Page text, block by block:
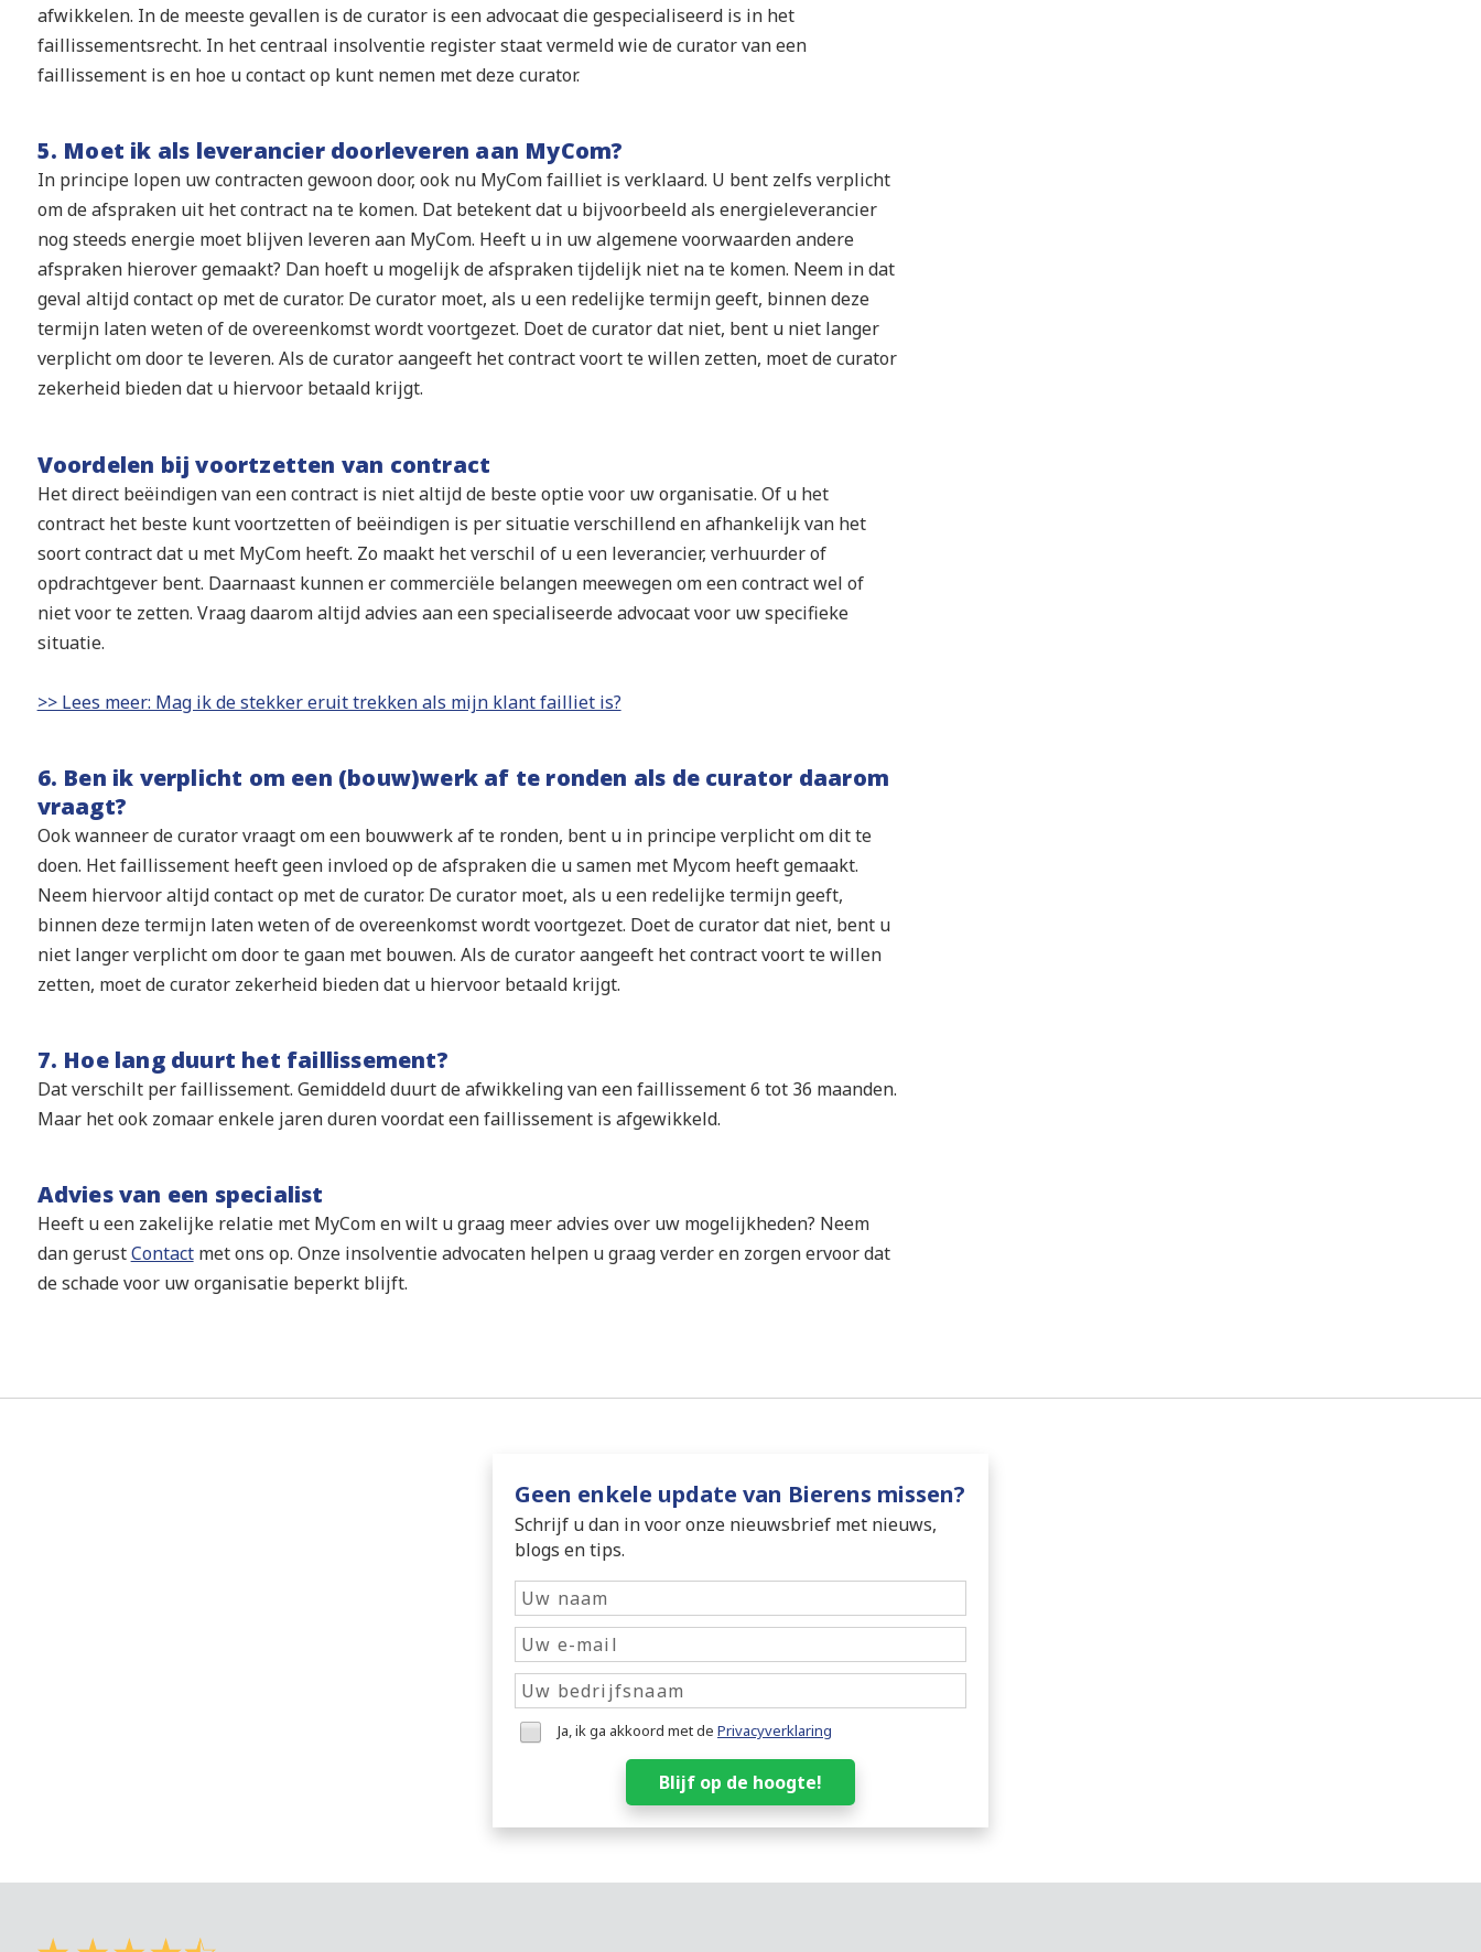
afwikkelen. In de meeste gevallen is de curator is een advocaat die gespecialiseerd is in het
faillissementsrecht. In het centraal insolventie register staat vermeld wie de curator van een
faillissement is en hoe u contact op kunt nemen met deze curator.
5. Moet ik als leverancier doorleveren aan MyCom?
In principe lopen uw contracten gewoon door, ook nu MyCom failliet is verklaard. U bent zelfs verplicht
om de afspraken uit het contract na te komen. Dat betekent dat u bijvoorbeeld als energieleverancier
nog steeds energie moet blijven leveren aan MyCom. Heeft u in uw algemene voorwaarden andere
afspraken hierover gemaakt? Dan hoeft u mogelijk de afspraken tijdelijk niet na te komen. Neem in dat
geval altijd contact op met de curator. De curator moet, als u een redelijke termijn geeft, binnen deze
termijn laten weten of de overeenkomst wordt voortgezet. Doet de curator dat niet, bent u niet langer
verplicht om door te leveren. Als de curator aangeeft het contract voort te willen zetten, moet de curator
zekerheid bieden dat u hiervoor betaald krijgt.
Voordelen bij voortzetten van contract
Het direct beëindigen van een contract is niet altijd de beste optie voor uw organisatie. Of u het
contract het beste kunt voortzetten of beëindigen is per situatie verschillend en afhankelijk van het
soort contract dat u met MyCom heeft. Zo maakt het verschil of u een leverancier, verhuurder of
opdrachtgever bent. Daarnaast kunnen er commerciële belangen meewegen om een contract wel of
niet voor te zetten. Vraag daarom altijd advies aan een specialiseerde advocaat voor uw specifieke
situatie.
>> Lees meer: Mag ik de stekker eruit trekken als mijn klant failliet is?
6. Ben ik verplicht om een (bouw)werk af te ronden als de curator daarom
vraagt?
Ook wanneer de curator vraagt om een bouwwerk af te ronden, bent u in principe verplicht om dit te
doen. Het faillissement heeft geen invloed op de afspraken die u samen met Mycom heeft gemaakt.
Neem hiervoor altijd contact op met de curator. De curator moet, als u een redelijke termijn geeft,
binnen deze termijn laten weten of de overeenkomst wordt voortgezet. Doet de curator dat niet, bent u
niet langer verplicht om door te gaan met bouwen. Als de curator aangeeft het contract voort te willen
zetten, moet de curator zekerheid bieden dat u hiervoor betaald krijgt.
7. Hoe lang duurt het faillissement?
Dat verschilt per faillissement. Gemiddeld duurt de afwikkeling van een faillissement 6 tot 36 maanden.
Maar het ook zomaar enkele jaren duren voordat een faillissement is afgewikkeld.
Advies van een specialist
Heeft u een zakelijke relatie met MyCom en wilt u graag meer advies over uw mogelijkheden? Neem
dan gerustContactmet ons op. Onze insolventie advocaten helpen u graag verder en zorgen ervoor dat
de schade voor uw organisatie beperkt blijft.
Geen enkele update van Bierens missen?
Schrijf u dan in voor onze nieuwsbrief met nieuws,
blogs en tips.
Ja, ik ga akkoord met de Privacyverklaring
Blijf op de hoogte!